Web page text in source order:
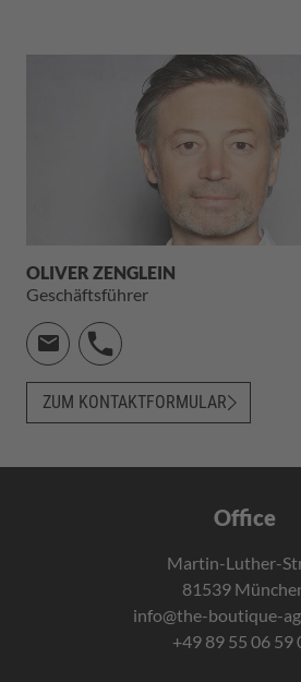
OLIVER ZENGLEIN
Geschäftsführer
ZUM KONTAKTFORMULAR
Office
Martin-Luther-
81539
info@the-boutique-
+49 89 55 06 59